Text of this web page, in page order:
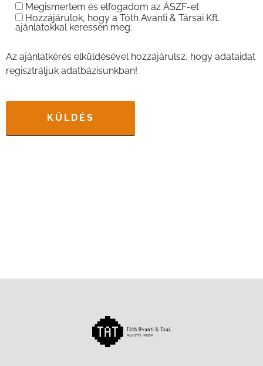
Megismertem és elfogadom az ÁSZF-et
Hozzájárulok, hogy a Tóth Avanti & Társai Kft.
ajánlatokkal keressen meg.
Az ajánlatkérés elküldésével hozzájárulsz, hogy adataidat
regisztráljuk adatbázisunkban!